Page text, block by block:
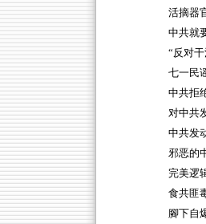
活摘器
中共就
“反对
七一民
中共拒
对中共
中共发
邪恶的
完美逻
食共匪
腳下自